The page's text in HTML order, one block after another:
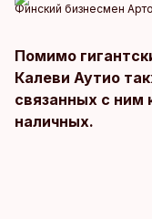
Финский бизнесмен
Помимо
Калеви Аутио
связанных с
наличных.